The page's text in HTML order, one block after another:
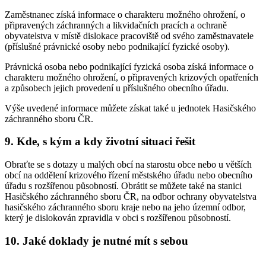
Zaměstnanec získá informace o charakteru možného ohrožení, o
připravených záchranných a likvidačních pracích a ochraně
obyvatelstva v místě dislokace pracoviště od svého zaměstnavatele
(příslušné právnické osoby nebo podnikající fyzické osoby).
Právnická osoba nebo podnikající fyzická osoba získá informace o
charakteru možného ohrožení, o připravených krizových opatřeních
a způsobech jejich provedení u příslušného obecního úřadu.
Výše uvedené informace můžete získat také u jednotek Hasičského
záchranného sboru ČR.
9. Kde, s kým a kdy životní situaci řešit
Obraťte se s dotazy u malých obcí na starostu obce nebo u větších
obcí na oddělení krizového řízení městského úřadu nebo obecního
úřadu s rozšířenou působností. Obrátit se můžete také na stanici
Hasičského záchranného sboru ČR, na odbor ochrany obyvatelstva
hasičského záchranného sboru kraje nebo na jeho územní odbor,
který je dislokován zpravidla v obci s rozšířenou působností.
10. Jaké doklady je nutné mít s sebou